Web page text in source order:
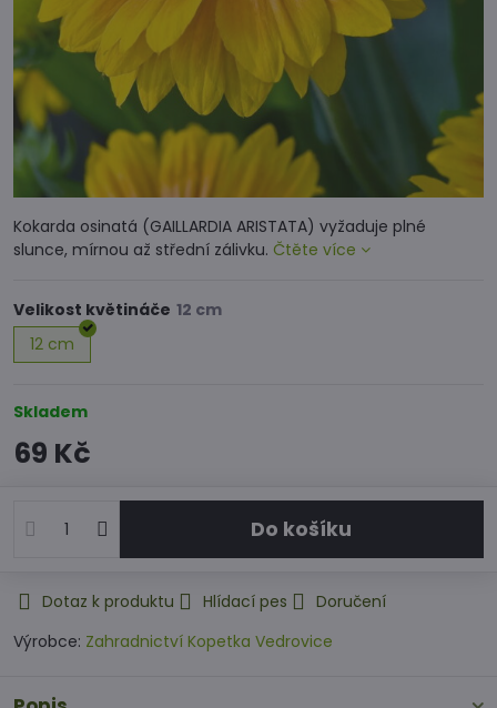
Kokarda osinatá (GAILLARDIA ARISTATA) vyžaduje plné
slunce, mírnou až střední zálivku. Čtěte více
Velikost květináče
12 cm
Skladem
69 Kč
Do košíku
Dotaz k produktu Hlídací pes
Doručení
Výrobce: Zahradnictví Kopetka Vedrovice